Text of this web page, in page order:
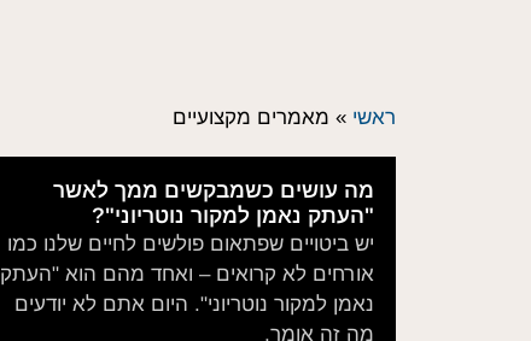
ראשי » מאמרים מקצועיים
מה עושים כשמבקשים ממך לאשר
"העתק נאמן למקור נוטריוני"?
יש ביטויים שפתאום פולשים לחיים שלנו כמו
אורחים לא קרואים – ואחד מהם הוא "העתק
נאמן למקור נוטריוני". היום אתם לא יודעים
מה זה אומר,